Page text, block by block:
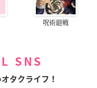
呪術廻戦
SNS
タクライフ！